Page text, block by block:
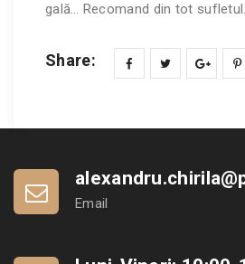
gală… Recomand din tot sufletul.
Share:
Email